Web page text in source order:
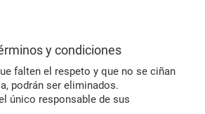
y condiciones
falten el respeto y que no se ciñan
podrán ser eliminados.
único responsable de sus